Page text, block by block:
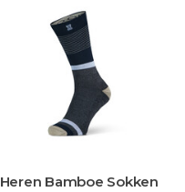
Heren Bamboe Sokken